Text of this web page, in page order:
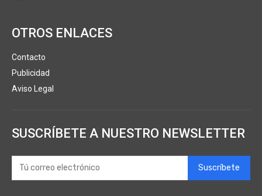
OTROS ENLACES
Contacto
Publicidad
Aviso Legal
SUSCRÍBETE A NUESTRO NEWSLETTER
Suscríbete